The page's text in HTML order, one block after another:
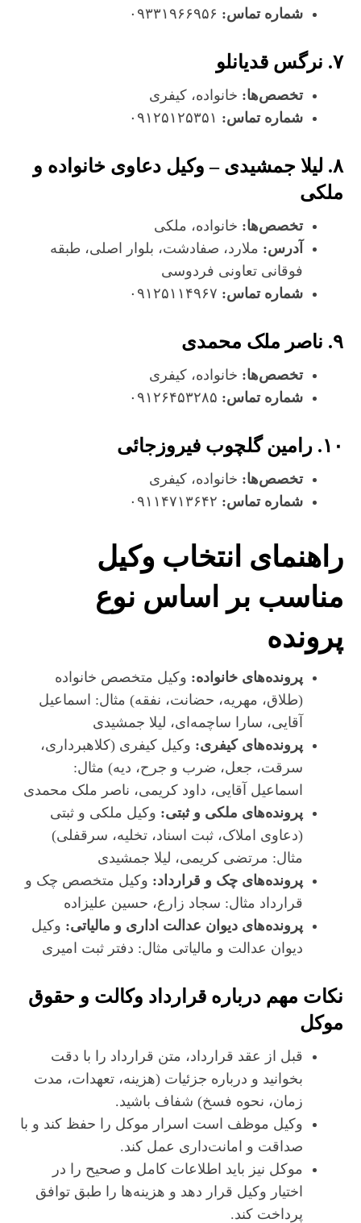
شماره تماس:
۷. نرگس قدیانلو
تخصص‌ها: خانواده، کیفری
شماره تماس:
۸. لیلا جمشیدی – وکیل دعاوی خانواده و
ملکی
تخصص‌ها: خانواده، ملکی
آدرس: ملارد، صفادشت، بلوار اصلی، طبقه
فوقانی تعاونی فردوسی
شماره تماس:
۹. ناصر ملک محمدی
تخصص‌ها: خانواده، کیفری
شماره تماس:
۱۰. رامین گلچوب فیروزجائی
تخصص‌ها: خانواده، کیفری
شماره تماس:
راهنمای انتخاب وکیل
مناسب بر اساس نوع
پرونده
پرونده‌های خانواده: وکیل متخصص خانواده
(طلاق، مهریه، حضانت، نفقه) مثال: اسماعیل
آقایی، سارا ساچمه‌ای، لیلا جمشیدی
پرونده‌های کیفری: وکیل کیفری (کلاهبرداری،
سرقت، جعل، ضرب و جرح، دیه) مثال:
اسماعیل آقایی، داود کریمی، ناصر ملک محمدی
پرونده‌های ملکی و ثبتی: وکیل ملکی و ثبتی
(دعاوی املاک، ثبت اسناد، تخلیه، سرقفلی)
مثال: مرتضی کریمی، لیلا جمشیدی
پرونده‌های چک و قرارداد: وکیل متخصص چک و
قرارداد مثال: سجاد زارع، حسین علیزاده
پرونده‌های دیوان عدالت اداری و مالیاتی: وکیل
دیوان عدالت و مالیاتی مثال: دفتر ثبت امیری
نکات مهم درباره قرارداد وکالت و حقوق
موکل
قبل از عقد قرارداد، متن قرارداد را با دقت
بخوانید و درباره جزئیات (هزینه، تعهدات، مدت
زمان، نحوه فسخ) شفاف باشید.
وکیل موظف است اسرار موکل را حفظ کند و با
صداقت و امانت‌داری عمل کند.
موکل نیز باید اطلاعات کامل و صحیح را در
اختیار وکیل قرار دهد و هزینه‌ها را طبق توافق
پرداخت کند.